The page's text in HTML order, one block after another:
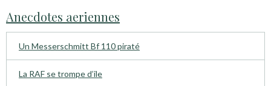
Anecdotes aeriennes
Un Messerschmitt Bf 110 piraté
La RAF se trompe d’ile